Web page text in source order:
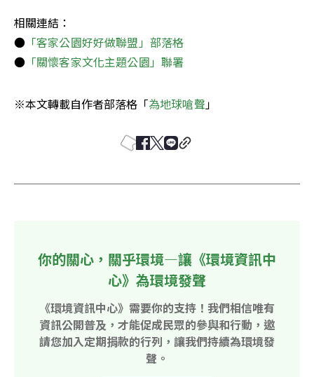
相關連結：
● 「客家公園好好做聯盟」部落格
● 「關懷客家文化主題公園」聯署
※本文轉載自作者部落格「為地球嗆聲」
你的關心，關乎環境—讓《環境資訊中
心》為環境發聲
《環境資訊中心》需要你的支持！我們相信唯有
資訊公開普及，才能促成民眾的參與和行動，邀
請您加入定期捐款的行列，讓我們持續為環境發
聲。